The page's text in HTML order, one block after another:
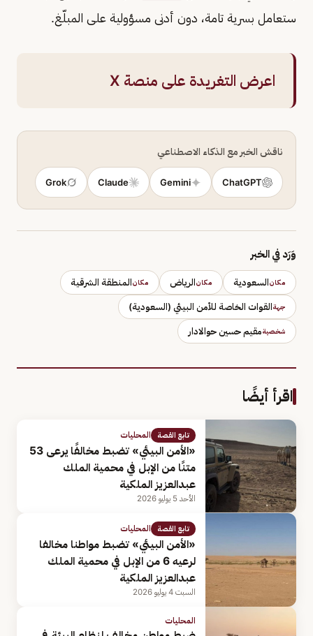
ستعامل بسرية تامة، دون أدنى مسؤولية على المبلّغ.
اعرض التغريدة على منصة X
ناقش الخبر مع الذكاء الاصطناعي
ChatGPT
Gemini
Claude
Grok
وَرَد في الخبر
مكانالسعودية مكانالرياض مكانالمنطقة الشرقية
جهةالقوات الخاصة للأمن البيئي (السعودية)
شخصيةمقيم حسين حوالادار
اقرأ أيضًا
تابع القصة المحليات
«الأمن البيئي» تضبط مخالفًا يرعى 53
متنًا من الإبل في محمية الملك
عبدالعزيز الملكية
الأحد 5 يوليو 2026
تابع القصة المحليات
«الأمن البيئي» تضبط مواطنا مخالفا
لرعيه 6 من الإبل في محمية الملك
عبدالعزيز الملكية
السبت 4 يوليو 2026
المحليات